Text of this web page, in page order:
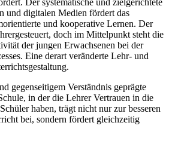
und digitalen Medien fördert das
und kooperative Lernen. Der
doch im Mittelpunkt steht die
der jungen Erwachsenen bei der
Eine derart veränderte Lehr- und
gegenseitigem Verständnis geprägte
in der die Lehrer Vertrauen in die
haben, trägt nicht nur zur besseren
bei, sondern fördert gleichzeitig